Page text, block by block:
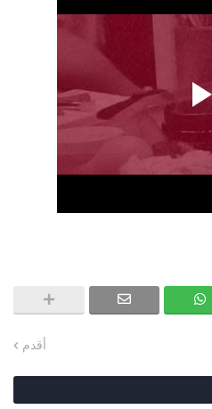
أقدم